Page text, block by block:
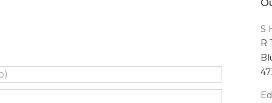
S
R